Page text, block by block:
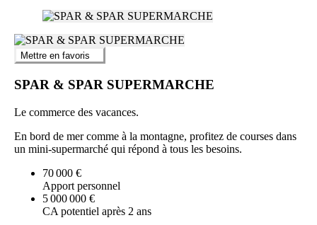
Mettre en favoris
SPAR & SPAR SUPERMARCHE
Le commerce des vacances.
En bord de mer comme à la montagne, profitez de courses dans
un mini-supermarché qui répond à tous les besoins.
70 000 €
Apport personnel
5 000 000 €
CA potentiel après 2 ans